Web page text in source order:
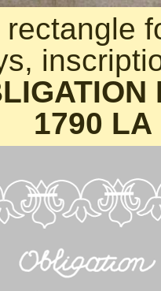
rectangle
1790 LA